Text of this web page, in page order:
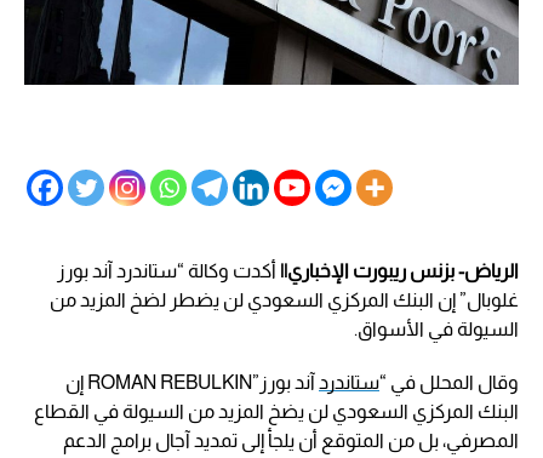
الرياض- بزنس ريبورت الإخباري|| أكدت وكالة “ستاندرد آند بورز
غلوبال” إن البنك المركزي السعودي لن يضطر لضخ المزيد من
السيولة في الأسواق.
وقال المحلل في “ستاندرد
آند بورز”ROMAN REBULKIN إن
البنك المركزي السعودي لن يضخ المزيد من السيولة في القطاع
المصرفي، بل من المتوقع أن يلجأ إلى تمديد آجال برامج الدعم